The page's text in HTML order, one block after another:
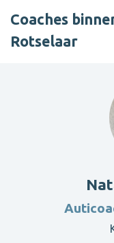
Coaches
Rotselaar